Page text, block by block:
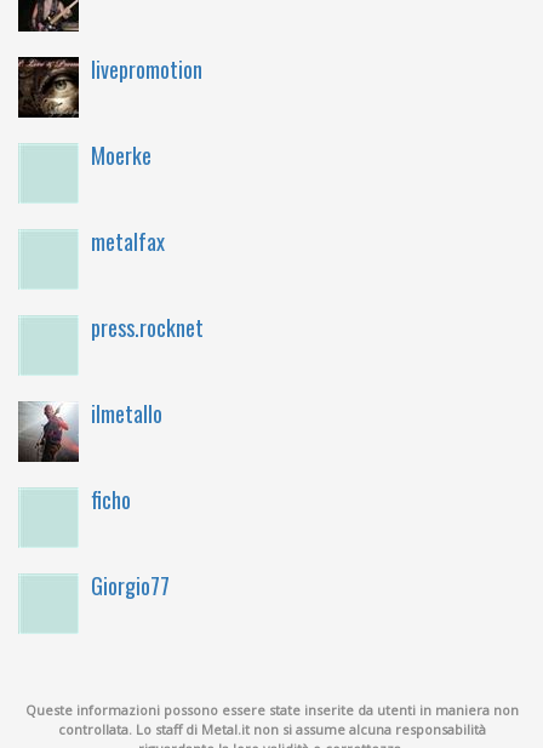
livepromotion
Moerke
metalfax
press.rocknet
ilmetallo
ficho
Giorgio77
Queste informazioni possono essere state inserite da utenti in maniera non
controllata. Lo staff di Metal.it non si assume alcuna responsabilità